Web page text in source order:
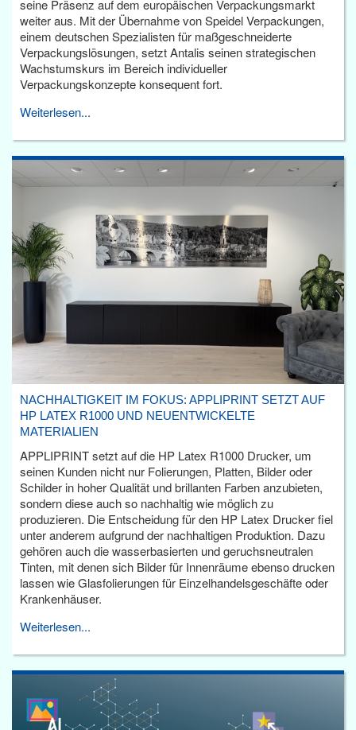
seine Präsenz auf dem europäischen Verpackungsmarkt
weiter aus. Mit der Übernahme von Speidel Verpackungen,
einem deutschen Spezialisten für maßgeschneiderte
Verpackungslösungen, setzt Antalis seinen strategischen
Wachstumskurs im Bereich individueller
Verpackungskonzepte konsequent fort.
Weiterlesen...
NACHHALTIGKEIT IM FOKUS: APPLIPRINT SETZT AUF
HP LATEX R1000 UND NEUENTWICKELTE
MATERIALIEN
APPLIPRINT setzt auf die HP Latex R1000 Drucker, um
seinen Kunden nicht nur Folierungen, Platten, Bilder oder
Schilder in hoher Qualität und brillanten Farben anzubieten,
sondern diese auch so nachhaltig wie möglich zu
produzieren. Die Entscheidung für den HP Latex Drucker fiel
unter anderem aufgrund der nachhaltigen Produktion. Dazu
gehören auch die wasserbasierten und geruchsneutralen
Tinten, mit denen sich Bilder für Innenräume ebenso drucken
lassen wie Glasfolierungen für Einzelhandelsgeschäfte oder
Krankenhäuser.
Weiterlesen...